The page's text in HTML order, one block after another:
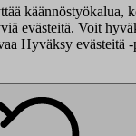
käännöstyökalua,
evästeitä. Voit
Hyväksy evästeitä